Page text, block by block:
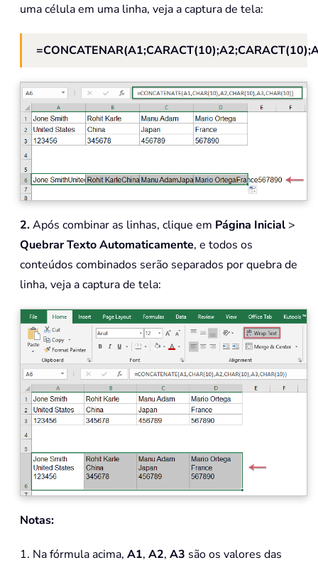
uma célula em uma linha, veja a captura de tela:
2.Após combinar as linhas, clique em Página Inicial >
Quebrar Texto Automaticamente, e todos os
conteúdos combinados serão separados por quebra de
linha, veja a captura de tela:
Notas:
1. Na fórmula acima, A1, A2, A3 são os valores das